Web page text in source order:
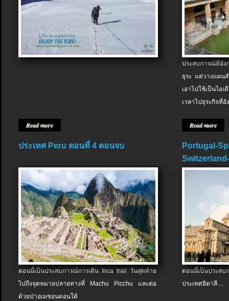
Read more
ประสบการณ์ที่อัง
ธุระ แต่วางแผน
เอาไปใช้เป็นไอ
เวลาไปธุระกิจที่อั
Read more
ประเทศ Peru ตอนที่ 4 ตอนจบ
ตอนนี้เป็นประสบการณ์การเดิน Inca trail วันสุดท้าย
ไปถึงจุดหมายปลายทางที่ Machu Picchu และต่อ
ด้วยป่าอเมซอนตอนใต้
Portugal-
ตอนนี้เป็นประส
ประเทศอิตาลี ...